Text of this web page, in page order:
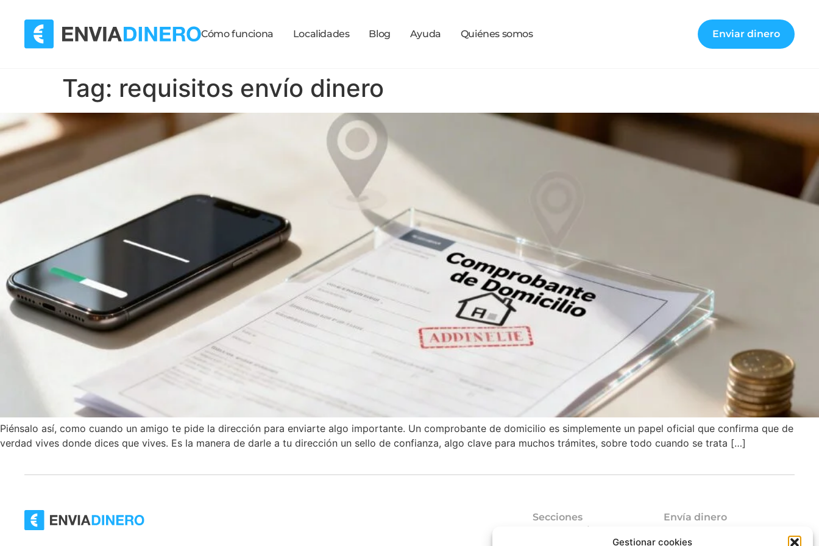
Gestionar cookies
Cómo funciona Localidades Blog Ayuda Quiénes somos Enviar dinero
Tag: requisitos envío dinero
Piénsalo así, como cuando un amigo te pide la dirección para enviarte algo importante. Un comprobante de domicilio es simplemente un papel oficial que confirma que de
verdad vives donde dices que vives. Es la manera de darle a tu dirección un sello de confianza, algo clave para muchos trámites, sobre todo cuando se trata […]
Secciones
Envía dinero